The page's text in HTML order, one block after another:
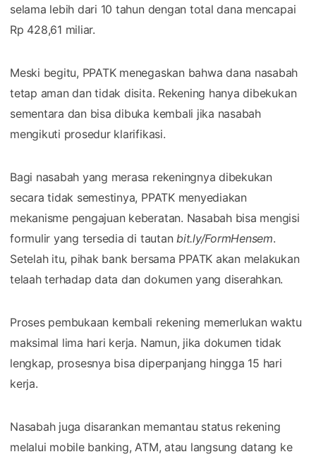
selama lebih dari 10 tahun dengan total dana mencapai
Rp 428,61 miliar.
Meski begitu, PPATK menegaskan bahwa dana nasabah
tetap aman dan tidak disita. Rekening hanya dibekukan
sementara dan bisa dibuka kembali jika nasabah
mengikuti prosedur klarifikasi.
Bagi nasabah yang merasa rekeningnya dibekukan
secara tidak semestinya, PPATK menyediakan
mekanisme pengajuan keberatan. Nasabah bisa mengisi
formulir yang tersedia di tautan bit.ly/FormHensem.
Setelah itu, pihak bank bersama PPATK akan melakukan
telaah terhadap data dan dokumen yang diserahkan.
Proses pembukaan kembali rekening memerlukan waktu
maksimal lima hari kerja. Namun, jika dokumen tidak
lengkap, prosesnya bisa diperpanjang hingga 15 hari
kerja.
Nasabah juga disarankan memantau status rekening
melalui mobile banking, ATM, atau langsung datang ke